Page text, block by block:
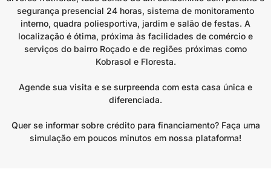
segurança presencial 24 horas, sistema de monitoramento
interno, quadra poliesportiva, jardim e salão de festas. A
localização é ótima, próxima às facilidades de comércio e
serviços do bairro Roçado e de regiões próximas como
Kobrasol e Floresta.
Agende sua visita e se surpreenda com esta casa única e
diferenciada.
Quer se informar sobre crédito para financiamento? Faça uma
simulação em poucos minutos em nossa plataforma!